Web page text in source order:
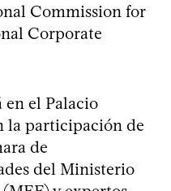
Commission for
Corporate
en el Palacio
la participación de
de
del Ministerio